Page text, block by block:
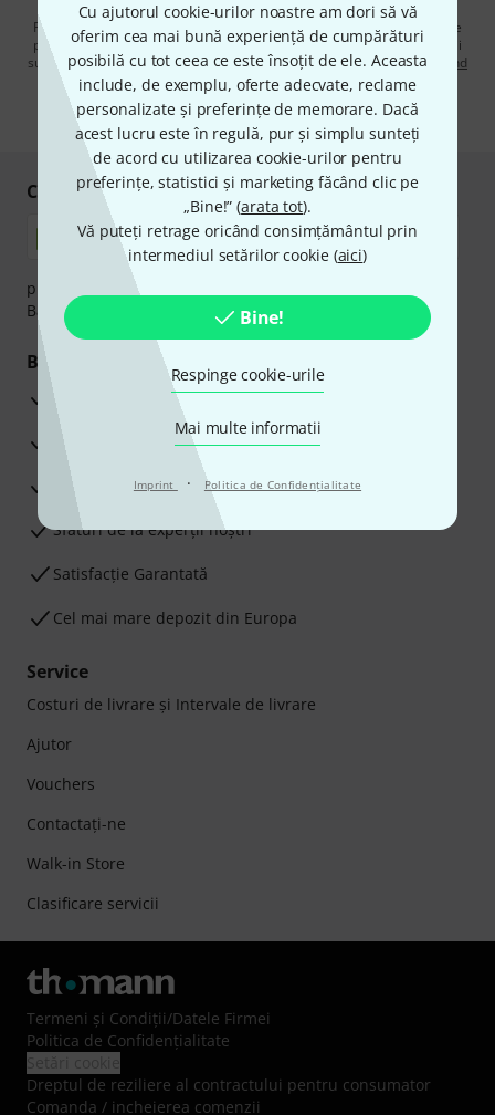
Cu ajutorul cookie-urilor noastre am dori să vă
oferim cea mai bună experiență de cumpărături
posibilă cu tot ceea ce este însoțit de ele. Aceasta
include, de exemplu, oferte adecvate, reclame
personalizate și preferințe de memorare. Dacă
acest lucru este în regulă, pur și simplu sunteți
de acord cu utilizarea cookie-urilor pentru
preferințe, statistici și marketing făcând clic pe
„Bine!” (arata tot).
Vă puteți retrage oricând consimțământul prin
intermediul setărilor cookie (aici)
Bine!
Respinge cookie-urile
Mai multe informatii
Imprint · Politica de Confidenţialitate
Făcând clic pe „Înscrie-te acum”, sunteți de acord să primiți publicitate
prin e-mail. Vă puteți dezabona în orice moment. Puteți găsi informații
suplimentare despre buletinul informativ înregulamentul nostru privind
protecția datelor.
* Necesar
Cumpărați și plătiți în siguranță
plata se poate efectua în siguranță cu Ramburs, Transfer
Bancar sau Card de credit.
Beneficiile tale
3 Ani Garanție Thomann
Garanţia returnării banilor în 30 de zile
Service Reparații
Sfaturi de la experții noștri
Satisfacție Garantată
Cel mai mare depozit din Europa
Service
Costuri de livrare şi Intervale de livrare
Ajutor
Vouchers
Contactaţi-ne
Walk-in Store
Clasificare servicii
Termeni şi Condiţii/Datele Firmei
Politica de Confidenţialitate
Dreptul de reziliere al contractului pentru consumator
Comanda / incheierea comenzii